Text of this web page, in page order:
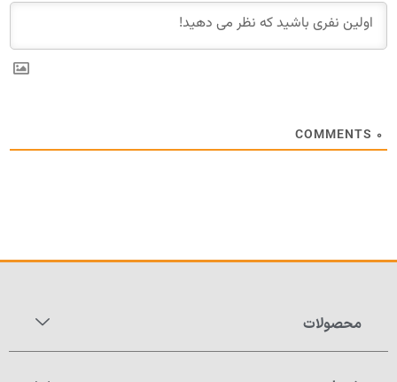
۰
محصولات